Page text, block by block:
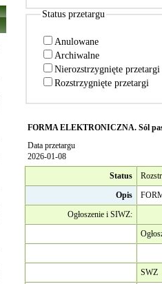
Status przetargu
Anulowane
Archiwalne
Nierozstrzygnięte przetargi
Rozstrzygnięte przetargi
FORMA ELEKTRONICZNA. Sól
Data przetargu
2026-01-08
Status
Opis
Ogłoszenie i SIWZ:
SWZ